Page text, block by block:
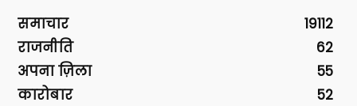
समाचार
19112
राजनीति
62
अपना ज़िला
55
कारोबार
52